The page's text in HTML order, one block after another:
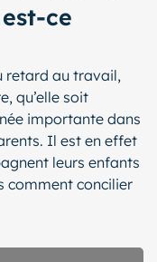
ce
retard au travail,
qu’elle soit
importante dans
Il est en effet
leurs enfants
comment concilier